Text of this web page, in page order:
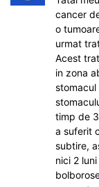
cancer
o
urmat
Acest
in zona
stomacul
timp de
a suferit
subtire,
nici 2